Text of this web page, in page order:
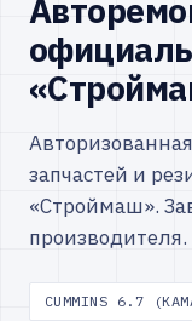
запчастей и
«Строймаш».
производителя.
CUMMINS 6.7